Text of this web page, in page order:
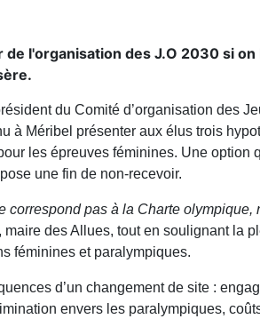
l'organisation des J.O 2030 si
du Comité d’organisation des
à Méribel présenter aux élus trois
les épreuves féminines. Une option
une fin de non-recevoir.
correspond pas à la Charte olympique,
maire des Allues, tout en soulignant la
féminines et paralympiques.
d’un changement de site :
envers les paralympiques,